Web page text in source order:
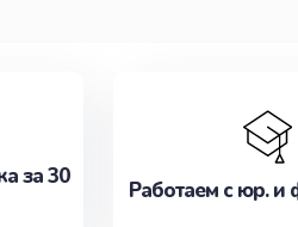
за 30
Работаем с юр. и